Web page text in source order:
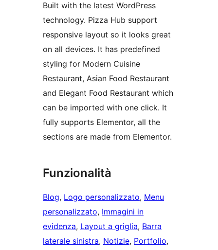
Built with the latest WordPress
technology. Pizza Hub support
responsive layout so it looks great
on all devices. It has predefined
styling for Modern Cuisine
Restaurant, Asian Food Restaurant
and Elegant Food Restaurant which
can be imported with one click. It
fully supports Elementor, all the
sections are made from Elementor.
Funzionalità
Blog, Logo personalizzato, Menu
personalizzato, Immagini in
evidenza, Layout a griglia, Barra
laterale sinistra, Notizie, Portfolio